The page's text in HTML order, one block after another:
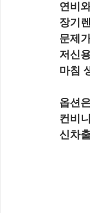
연비
장기
문제
저신
마침
옵션
컨비
신차